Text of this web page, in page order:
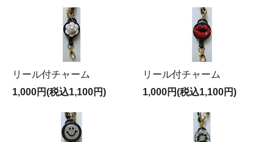
リール付チャーム
1,000円(税込1,100円)
リール付チャーム
1,000円(税込1,100円)